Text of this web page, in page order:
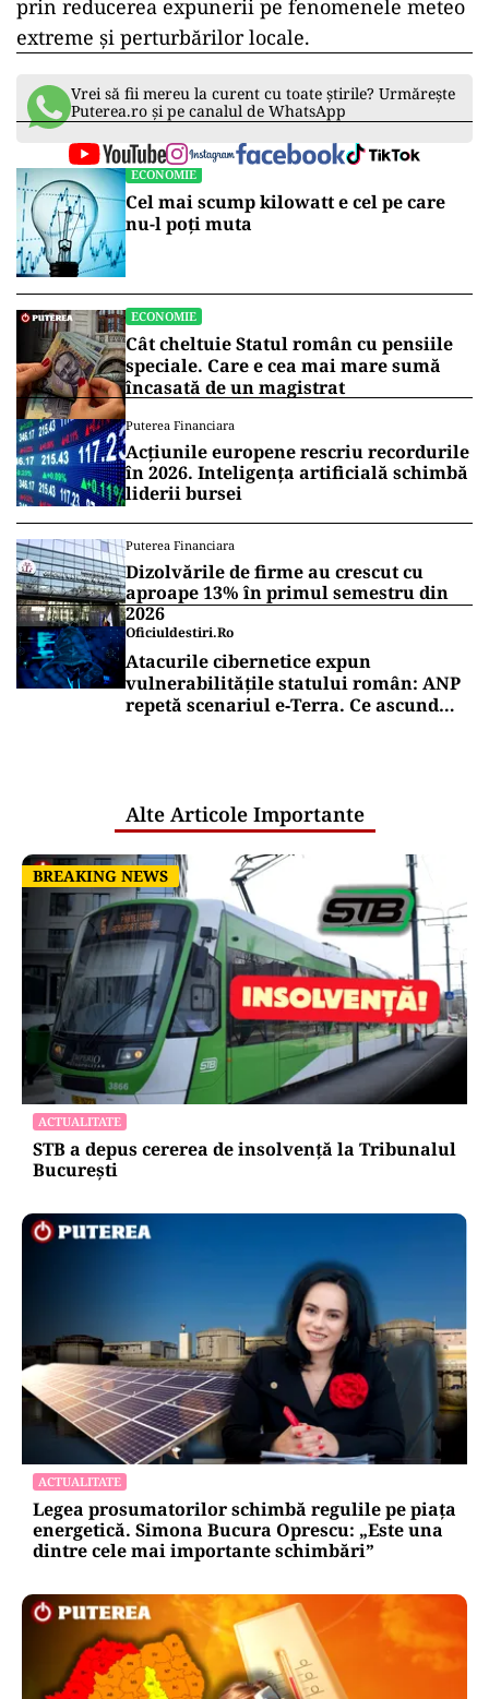
prin reducerea expunerii pe fenomenele meteo
extreme şi perturbărilor locale.
Vrei să fii mereu la curent cu toate știrile? Urmărește
Puterea.ro și pe canalul de WhatsApp
ECONOMIE
Cel mai scump kilowatt e cel pe care
nu-l poți muta
ECONOMIE
Cât cheltuie Statul român cu pensiile
speciale. Care e cea mai mare sumă
încasată de un magistrat
Puterea Financiara
Acțiunile europene rescriu recordurile
în 2026. Inteligența artificială schimbă
liderii bursei
Puterea Financiara
Dizolvările de firme au crescut cu
aproape 13% în primul semestru din
2026
Oficiuldestiri.ro
Atacurile cibernetice expun
vulnerabilitățile statului român: ANP
repetă scenariul e‑Terra. Ce ascund
Alte Articole Importante
BREAKING NEWS
BREAKING NEWS
ACTUALITATE
STB a depus cererea de insolvență la Tribunalul
București
ACTUALITATE
Legea prosumatorilor schimbă regulile pe piața
energetică. Simona Bucura Oprescu: „Este una
dintre cele mai importante schimbări”